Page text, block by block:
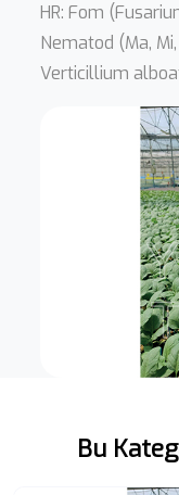
HR: Fom
Nematod (Ma,
Verticillium
Bu